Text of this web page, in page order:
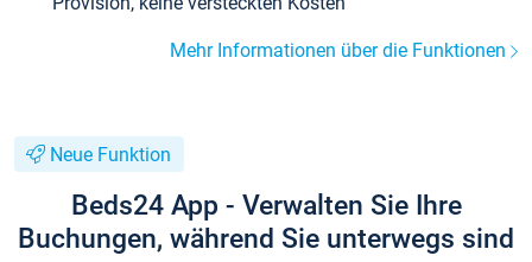
Mehr Informationen über die Funktionen
Neue Funktion
Beds24 App - Verwalten Sie Ihre
Buchungen, während Sie unterwegs sind